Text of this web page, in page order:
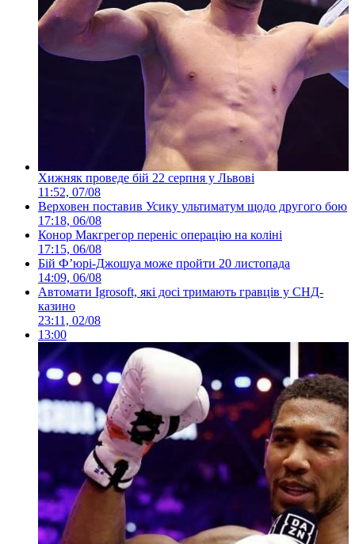
Хижняк проведе бій 22 серпня у Львові
11:52, 07/08
Верховен поставив Усику ультиматум щодо другого бою
17:18, 06/08
Конор Макгрегор переніс операцію на коліні
17:15, 06/08
Бій Ф’юрі-Джошуа може пройти 20 листопада
14:09, 06/08
Автомати Igrosoft, які досі тримають гравців у СНД-
казино
23:11, 02/08
13:00